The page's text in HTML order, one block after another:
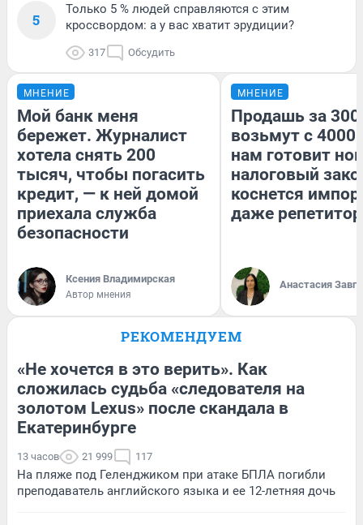
5
Только 5 % людей справляются с этим
кроссвордом: а у вас хватит эрудиции?
317 Обсудить
МНЕНИЕ
Мой банк меня
бережет. Журналист
хотела снять 200
тысяч, чтобы погасить
кредит, — к ней домой
приехала служба
безопасности
Ксения Владимирская
Автор мнения
МНЕНИЕ
Продашь за
возьмут с
нам готовит
налоговый
коснется
даже
Анастасия
РЕКОМЕНДУЕМ
«Не хочется в это верить». Как
сложилась судьба «следователя на
золотом Lexus» после скандала в
Екатеринбурге
13 часов 21 999 117
На пляже под Геленджиком при атаке БПЛА погибли
преподаватель английского языка и ее 12-летняя дочь